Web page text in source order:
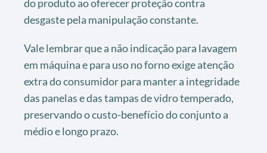
do produto ao oferecer proteção contra
desgaste pela manipulação constante.
Vale lembrar que a não indicação para lavagem
em máquina e para uso no forno exige atenção
extra do consumidor para manter a integridade
das panelas e das tampas de vidro temperado,
preservando o custo-benefício do conjunto a
médio e longo prazo.